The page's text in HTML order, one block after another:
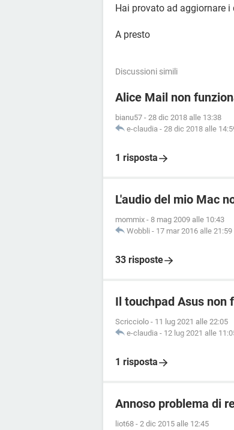
Hai provato ad aggiornare i
A presto
Discussioni simili
Alice Mail non
bianu57 - 28 dic 2018 alle 13:38
e-claudia - 28 dic 2018 alle
1 risposta
L'audio del mio Mac
mommix - 8 mag 2009 alle 10:43
Wobbli - 17 mar 2016 alle 21:59
33 risposte
Il touchpad Asus non
Scricciolo - 11 lug 2021 alle 22:05
e-claudia - 12 lug 2021 alle
1 risposta
Annoso problema di
liot68 - 2 dic 2015 alle 12:45